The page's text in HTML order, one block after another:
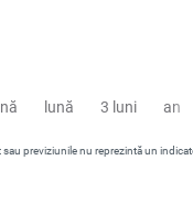
lună 3 luni an
previziunile nu reprezintă un